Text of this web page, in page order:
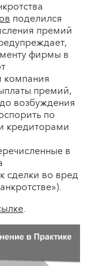
поделился
премий
фирмы в
компания
премий,
возбуждения
по
кредиторами
в
сделки во вред
.